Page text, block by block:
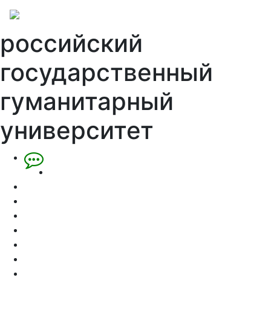
российский
государственный
гуманитарный
университет